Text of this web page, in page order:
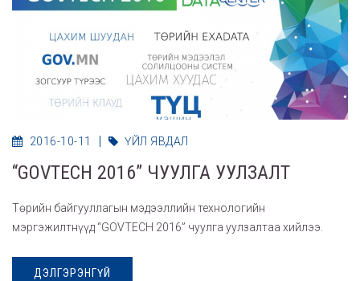
2016-10-11 ҮЙЛ ЯВДАЛ
“GOVTECH 2016” ЧУУЛГА УУЛЗАЛТ
Төрийн байгууллагын мэдээллийн технологийн
мэргэжилтнүүд “GOVTECH 2016” чуулга уулзалтаа хийлээ.
ДЭЛГЭРЭНГҮЙ